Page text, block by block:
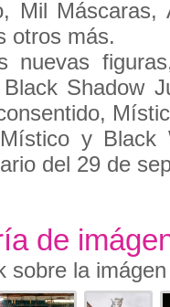
Mil
otros más.
nuevas
Shadow
y Black
del 29 de
de
sobre la